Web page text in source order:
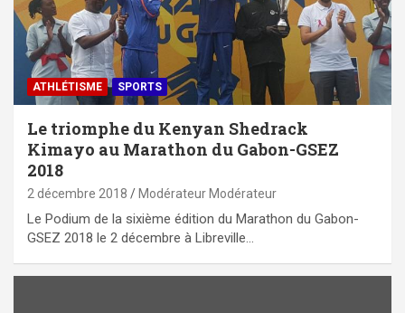
ATHLÉTISME SPORTS
Le triomphe du Kenyan Shedrack
Kimayo au Marathon du Gabon-GSEZ
2018
2 décembre 2018 Modérateur Modérateur
Le Podium de la sixième édition du Marathon du Gabon-
GSEZ 2018 le 2 décembre à Libreville…